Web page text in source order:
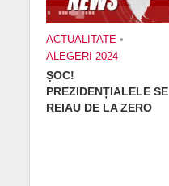
ACTUALITATE •
ALEGERI 2024
ȘOC!
PREZIDENȚIALELE SE
REIAU DE LA ZERO